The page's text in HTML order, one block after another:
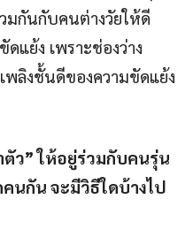
มกันกับคนต่างวัยให้ดี
แย้ง เพราะช่องว่าง
พลิงชั้นดีของความขัดแย้ง
ว” ให้อยู่ร่วมกับคนรุ่น
นกัน จะมีวิธีใดบ้างไป